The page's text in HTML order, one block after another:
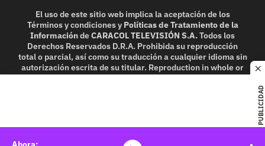
PUBLICIDAD
El uso de este sitio web implica la aceptación de los
Términos y condicionesy Políticas de Tratamiento de la
InformacióndeCARACOL TELEVISIÓN S.A.Todos los
Derechos Reservados D.R.A. Prohibida su reproducción
total o parcial, así como su traducción a cualquier idioma sin
autorización escrita de su titular. Reproduction in whole or
in part, or translation without written permission is